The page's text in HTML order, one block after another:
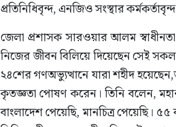
প্রতিনিধিবৃন্দ, এনজিও সংস্থার
জেলা প্রশাসক সারওয়ার আলম স্বাধীনতা
নিজের জীবন বিলিয়ে দিয়েছেন সেই
২৪শের গণঅভ্যুত্থানে যারা শহীদ
কৃতজ্ঞতা পোষণ করেন। তিনি বলেন, মহান
বাংলাদেশ পেয়েছি, মানচিত্র পেয়েছি।